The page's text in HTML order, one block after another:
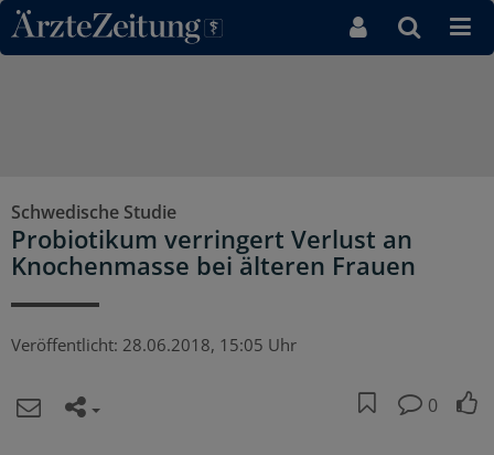
Direkt zum Inhaltsbereich
Schwedische Studie
Probiotikum verringert Verlust an
Knochenmasse bei älteren Frauen
Veröffentlicht: 28.06.2018, 15:05 Uhr
0